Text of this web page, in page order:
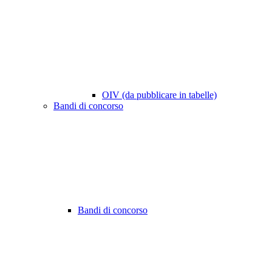
OIV (da pubblicare in tabelle)
Bandi di concorso
Bandi di concorso